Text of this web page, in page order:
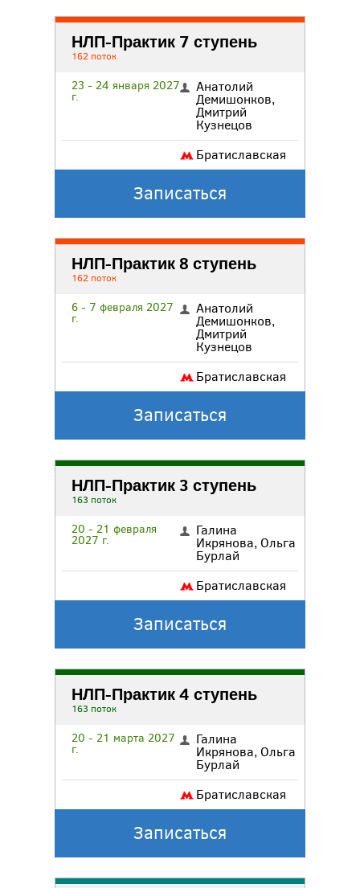
НЛП-Практик 7 ступень
162 поток
23 - 24 января 2027
г.
Анатолий
Демишонков,
Дмитрий
Кузнецов
Братиславская
Записаться
НЛП-Практик 8 ступень
162 поток
6 - 7 февраля 2027
г.
Анатолий
Демишонков,
Дмитрий
Кузнецов
Братиславская
Записаться
НЛП-Практик 3 ступень
163 поток
20 - 21 февраля
2027 г.
Галина
Икрянова, Ольга
Бурлай
Братиславская
Записаться
НЛП-Практик 4 ступень
163 поток
20 - 21 марта 2027
г.
Галина
Икрянова, Ольга
Бурлай
Братиславская
Записаться